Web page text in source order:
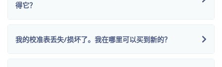
得它？
我的校准表丢失/损坏了。我在哪里可以买到新的？